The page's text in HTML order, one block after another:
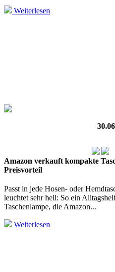
Weiterlesen
Amazon verkauft kompakte
Preisvorteil
Passt in jede Hosen- oder
leuchtet sehr hell: So ein
Taschenlampe, die Amazon...
Weiterlesen